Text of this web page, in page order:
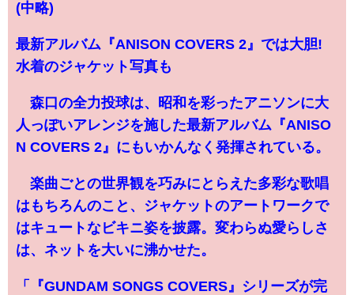
(中略)
最新アルバム『ANISON COVERS 2』では大胆!
水着のジャケット写真も
森口の全力投球は、昭和を彩ったアニソンに大
人っぽいアレンジを施した最新アルバム『ANISO
N COVERS 2』にもいかんなく発揮されている。
楽曲ごとの世界観を巧みにとらえた多彩な歌唱
はもちろんのこと、ジャケットのアートワークで
はキュートなビキニ姿を披露。変わらぬ愛らしさ
は、ネットを大いに沸かせた。
「『GUNDAM SONGS COVERS』シリーズが完